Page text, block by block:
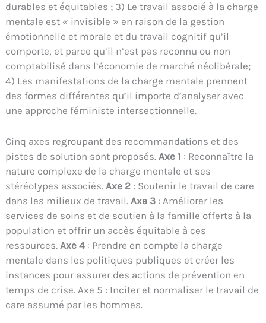
durables et équitables ; 3) Le travail associé à la charge
mentale est « invisible » en raison de la gestion
émotionnelle et morale et du travail cognitif qu’il
comporte, et parce qu’il n’est pas reconnu ou non
comptabilisé dans l’économie de marché néolibérale;
4) Les manifestations de la charge mentale prennent
des formes différentes qu’il importe d’analyser avec
une approche féministe intersectionnelle.
Cinq axes regroupant des recommandations et des
pistes de solution sont proposés. Axe 1 : Reconnaître la
nature complexe de la charge mentale et ses
stéréotypes associés.Axe 2 : Soutenir le travail de care
dans les milieux de travail.Axe 3 : Améliorer les
services de soins et de soutien à la famille offerts à la
population et offrir un accès équitable à ces
ressources.Axe 4 : Prendre en compte la charge
mentale dans les politiques publiques et créer les
instances pour assurer des actions de prévention en
temps de crise. Axe 5 : Inciter et normaliser le travail de
care assumé par les hommes.